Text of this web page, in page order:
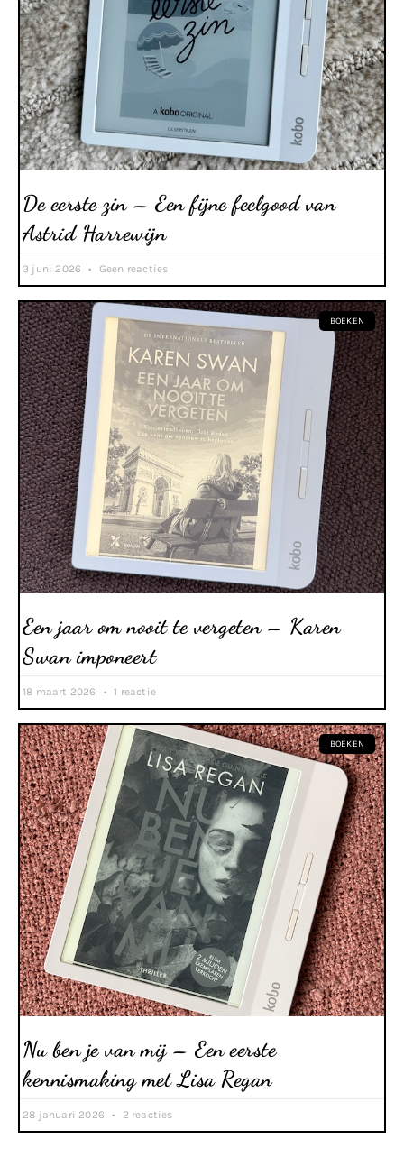
De eerste zin – Een fijne feelgood van
Astrid Harrewijn
3 juni 2026 Geen reacties
BOEKEN
Een jaar om nooit te vergeten – Karen
Swan imponeert
18 maart 2026 1 reactie
BOEKEN
Nu ben je van mij – Een eerste
kennismaking met Lisa Regan
28 januari 2026 2 reacties